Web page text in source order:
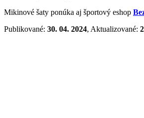
Mikinové šaty ponúka aj športový eshop
Publikované: 30. 04. 2024, Aktualizované: